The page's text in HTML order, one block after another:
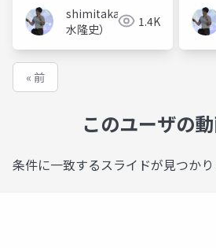
shimitaka（清
水隆史）
1.4K
« 前
このユーザの
条件に一致するスライドが見つかり